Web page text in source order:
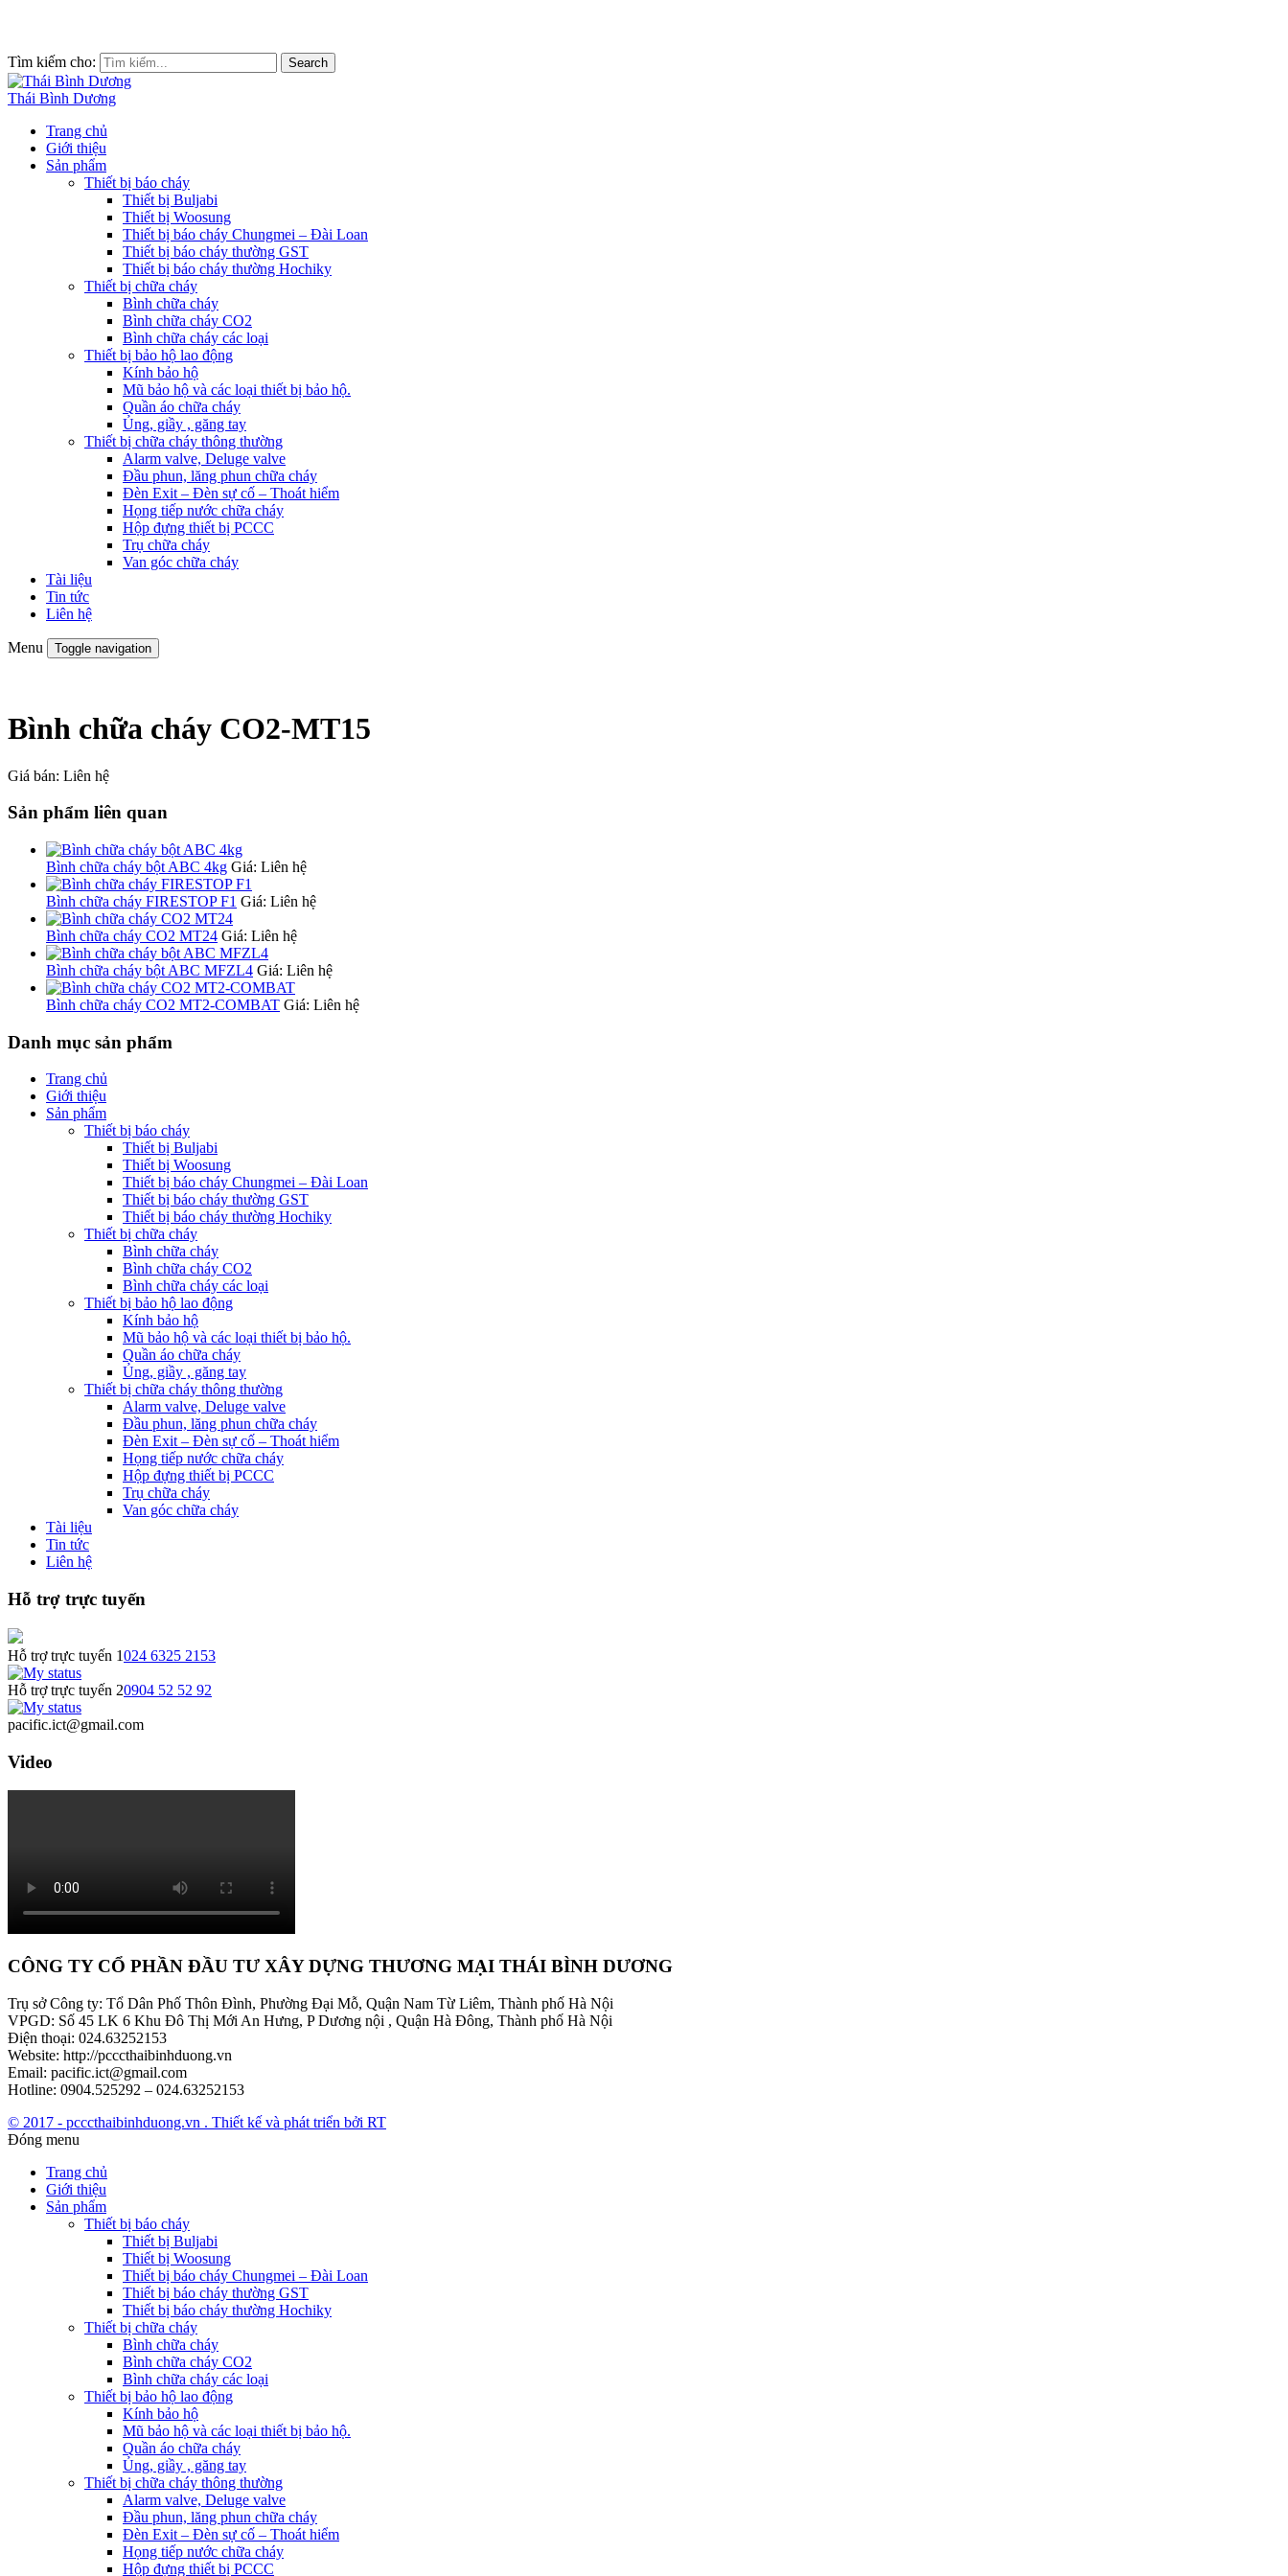
Tìm kiếm cho: Search
Thái Bình Dương
Trang chủ
Giới thiệu
Sản phẩm
Thiết bị báo cháy
Thiết bị Buljabi
Thiết bị Woosung
Thiết bị báo cháy Chungmei – Đài Loan
Thiết bị báo cháy thường GST
Thiết bị báo cháy thường Hochiky
Thiết bị chữa cháy
Bình chữa cháy
Bình chữa cháy CO2
Bình chữa cháy các loại
Thiết bị bảo hộ lao động
Kính bảo hộ
Mũ bảo hộ và các loại thiết bị bảo hộ.
Quần áo chữa cháy
Ủng, giầy , găng tay
Thiết bị chữa cháy thông thường
Alarm valve, Deluge valve
Đầu phun, lăng phun chữa cháy
Đèn Exit – Đèn sự cố – Thoát hiểm
Họng tiếp nước chữa cháy
Hộp đựng thiết bị PCCC
Trụ chữa cháy
Van góc chữa cháy
Tài liệu
Tin tức
Liên hệ
Menu Toggle navigation
Bình chữa cháy CO2-MT15
Giá bán: Liên hệ
Sản phẩm liên quan
Bình chữa cháy bột ABC 4kg Giá: Liên hệ
Bình chữa cháy FIRESTOP F1 Giá: Liên hệ
Bình chữa cháy CO2 MT24 Giá: Liên hệ
Bình chữa cháy bột ABC MFZL4 Giá: Liên hệ
Bình chữa cháy CO2 MT2-COMBAT Giá: Liên hệ
Danh mục sản phẩm
Trang chủ
Giới thiệu
Sản phẩm
Thiết bị báo cháy
Thiết bị Buljabi
Thiết bị Woosung
Thiết bị báo cháy Chungmei – Đài Loan
Thiết bị báo cháy thường GST
Thiết bị báo cháy thường Hochiky
Thiết bị chữa cháy
Bình chữa cháy
Bình chữa cháy CO2
Bình chữa cháy các loại
Thiết bị bảo hộ lao động
Kính bảo hộ
Mũ bảo hộ và các loại thiết bị bảo hộ.
Quần áo chữa cháy
Ủng, giầy , găng tay
Thiết bị chữa cháy thông thường
Alarm valve, Deluge valve
Đầu phun, lăng phun chữa cháy
Đèn Exit – Đèn sự cố – Thoát hiểm
Họng tiếp nước chữa cháy
Hộp đựng thiết bị PCCC
Trụ chữa cháy
Van góc chữa cháy
Tài liệu
Tin tức
Liên hệ
Hỗ trợ trực tuyến
Hỗ trợ trực tuyến 1024 6325 2153
Hỗ trợ trực tuyến 20904 52 52 92
pacific.ict@gmail.com
Video
CÔNG TY CỔ PHẦN ĐẦU TƯ XÂY DỰNG THƯƠNG MẠI THÁI BÌNH DƯƠNG
Trụ sở Công ty: Tổ Dân Phố Thôn Đình, Phường Đại Mỗ, Quận Nam Từ Liêm, Thành phố Hà Nội
VPGD: Số 45 LK 6 Khu Đô Thị Mới An Hưng, P Dương nội , Quận Hà Đông, Thành phố Hà Nội
Điện thoại: 024.63252153
Website: http://pcccthaibinhduong.vn
Email: pacific.ict@gmail.com
Hotline: 0904.525292 – 024.63252153
© 2017 - pcccthaibinhduong.vn . Thiết kế và phát triển bởi RT
Đóng menu
Trang chủ
Giới thiệu
Sản phẩm
Thiết bị báo cháy
Thiết bị Buljabi
Thiết bị Woosung
Thiết bị báo cháy Chungmei – Đài Loan
Thiết bị báo cháy thường GST
Thiết bị báo cháy thường Hochiky
Thiết bị chữa cháy
Bình chữa cháy
Bình chữa cháy CO2
Bình chữa cháy các loại
Thiết bị bảo hộ lao động
Kính bảo hộ
Mũ bảo hộ và các loại thiết bị bảo hộ.
Quần áo chữa cháy
Ủng, giầy , găng tay
Thiết bị chữa cháy thông thường
Alarm valve, Deluge valve
Đầu phun, lăng phun chữa cháy
Đèn Exit – Đèn sự cố – Thoát hiểm
Họng tiếp nước chữa cháy
Hộp đựng thiết bị PCCC